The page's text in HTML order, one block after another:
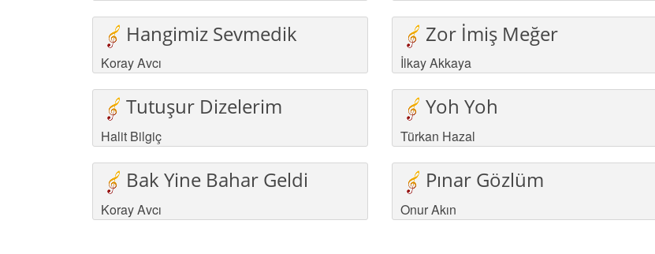
Hangimiz Sevmedik
Koray Avcı
Zor İmiş Meğer
İlkay Akkaya
Tutuşur Dizelerim
Halit Bilgiç
Yoh Yoh
Türkan Hazal
Bak Yine Bahar Geldi
Koray Avcı
Pınar Gözlüm
Onur Akın